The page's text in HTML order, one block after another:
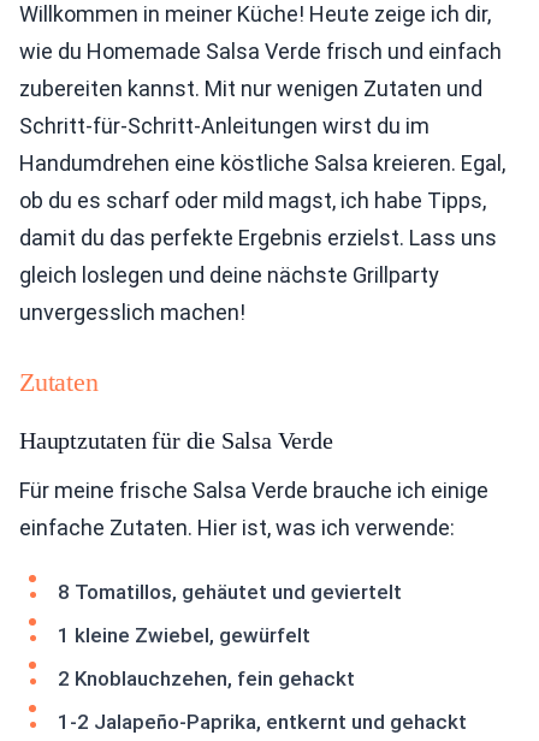
Willkommen in meiner Küche! Heute zeige ich dir,
wie du Homemade Salsa Verde frisch und einfach
zubereiten kannst. Mit nur wenigen Zutaten und
Schritt-für-Schritt-Anleitungen wirst du im
Handumdrehen eine köstliche Salsa kreieren. Egal,
ob du es scharf oder mild magst, ich habe Tipps,
damit du das perfekte Ergebnis erzielst. Lass uns
gleich loslegen und deine nächste Grillparty
unvergesslich machen!
Zutaten
Hauptzutaten für die Salsa Verde
Für meine frische Salsa Verde brauche ich einige
einfache Zutaten. Hier ist, was ich verwende:
8 Tomatillos, gehäutet und geviertelt
1 kleine Zwiebel, gewürfelt
2 Knoblauchzehen, fein gehackt
1-2 Jalapeño-Paprika, entkernt und gehackt